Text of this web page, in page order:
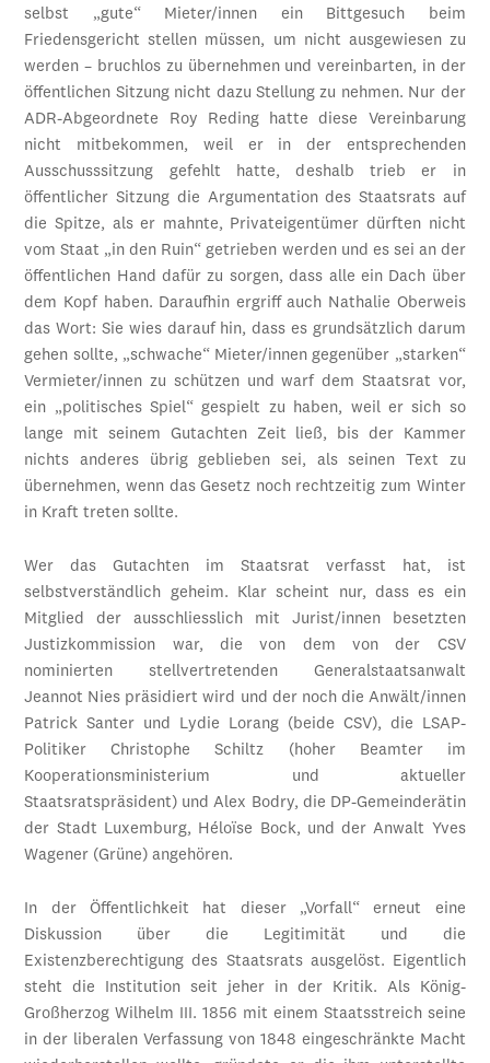
selbst „gute“ Mieter/innen ein Bittgesuch beim
Friedensgericht stellen müssen, um nicht ausgewiesen zu
werden – bruchlos zu übernehmen und vereinbarten, in der
öffentlichen Sitzung nicht dazu Stellung zu nehmen. Nur der
ADR-Abgeordnete Roy Reding hatte diese Vereinbarung
nicht mitbekommen, weil er in der entsprechenden
Ausschusssitzung gefehlt hatte, deshalb trieb er in
öffentlicher Sitzung die Argumentation des Staatsrats auf
die Spitze, als er mahnte, Privateigentümer dürften nicht
vom Staat „in den Ruin“ getrieben werden und es sei an der
öffentlichen Hand dafür zu sorgen, dass alle ein Dach über
dem Kopf haben. Daraufhin ergriff auch Nathalie Oberweis
das Wort: Sie wies darauf hin, dass es grundsätzlich darum
gehen sollte, „schwache“ Mieter/innen gegenüber „starken“
Vermieter/innen zu schützen und warf dem Staatsrat vor,
ein „politisches Spiel“ gespielt zu haben, weil er sich so
lange mit seinem Gutachten Zeit ließ, bis der Kammer
nichts anderes übrig geblieben sei, als seinen Text zu
übernehmen, wenn das Gesetz noch rechtzeitig zum Winter
in Kraft treten sollte.
Wer das Gutachten im Staatsrat verfasst hat, ist
selbstverständlich geheim. Klar scheint nur, dass es ein
Mitglied der ausschliesslich mit Jurist/innen besetzten
Justizkommission war, die von dem von der CSV
nominierten stellvertretenden Generalstaatsanwalt
Jeannot Nies präsidiert wird und der noch die Anwält/innen
Patrick Santer und Lydie Lorang (beide CSV), die LSAP-
Politiker Christophe Schiltz (hoher Beamter im
Kooperationsministerium und aktueller
Staatsratspräsident) und Alex Bodry, die DP-Gemeinderätin
der Stadt Luxemburg, Héloïse Bock, und der Anwalt Yves
Wagener (Grüne) angehören.
In der Öffentlichkeit hat dieser „Vorfall“ erneut eine
Diskussion über die Legitimität und die
Existenzberechtigung des Staatsrats ausgelöst. Eigentlich
steht die Institution seit jeher in der Kritik. Als König-
Großherzog Wilhelm III. 1856 mit einem Staatsstreich seine
in der liberalen Verfassung von 1848 eingeschränkte Macht